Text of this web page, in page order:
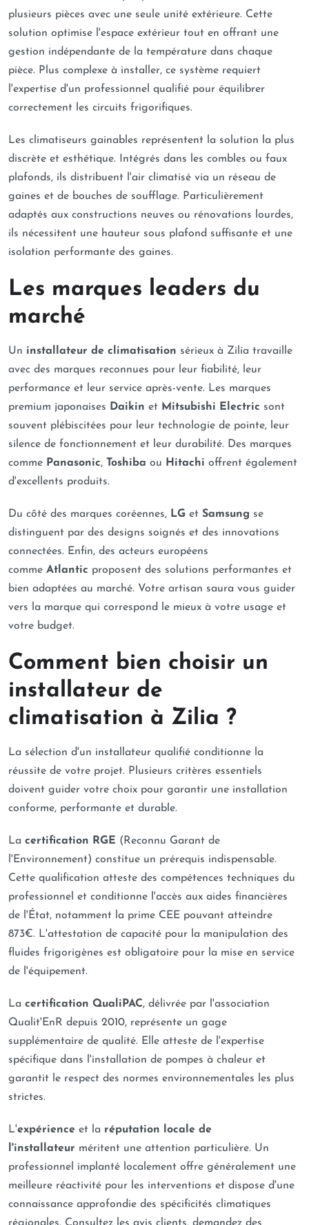
plusieurs pièces avec une seule unité extérieure. Cette
solution optimise l'espace extérieur tout en offrant une
gestion indépendante de la température dans chaque
pièce. Plus complexe à installer, ce système requiert
l'expertise d'un professionnel qualifié pour équilibrer
correctement les circuits frigorifiques.
Les climatiseurs gainables représentent la solution la plus
discrète et esthétique. Intégrés dans les combles ou faux
plafonds, ils distribuent l'air climatisé via un réseau de
gaines et de bouches de soufflage. Particulièrement
adaptés aux constructions neuves ou rénovations lourdes,
ils nécessitent une hauteur sous plafond suffisante et une
isolation performante des gaines.
Les marques leaders du
marché
Un installateur de climatisation sérieux à Zilia travaille
avec des marques reconnues pour leur fiabilité, leur
performance et leur service après-vente. Les marques
premium japonaises Daikin et Mitsubishi Electric sont
souvent plébiscitées pour leur technologie de pointe, leur
silence de fonctionnement et leur durabilité. Des marques
comme Panasonic, Toshiba ou Hitachi offrent également
d'excellents produits.
Du côté des marques coréennes, LG et Samsung se
distinguent par des designs soignés et des innovations
connectées. Enfin, des acteurs européens
comme Atlantic proposent des solutions performantes et
bien adaptées au marché. Votre artisan saura vous guider
vers la marque qui correspond le mieux à votre usage et
votre budget.
Comment bien choisir un
installateur de
climatisation à Zilia ?
La sélection d'un installateur qualifié conditionne la
réussite de votre projet. Plusieurs critères essentiels
doivent guider votre choix pour garantir une installation
conforme, performante et durable.
La certification RGE (Reconnu Garant de
l'Environnement) constitue un prérequis indispensable.
Cette qualification atteste des compétences techniques du
professionnel et conditionne l'accès aux aides financières
de l'État, notamment la prime CEE pouvant atteindre
873€. L'attestation de capacité pour la manipulation des
fluides frigorigènes est obligatoire pour la mise en service
de l'équipement.
La certification QualiPAC, délivrée par l'association
Qualit'EnR depuis 2010, représente un gage
supplémentaire de qualité. Elle atteste de l'expertise
spécifique dans l'installation de pompes à chaleur et
garantit le respect des normes environnementales les plus
strictes.
L'expérience et la réputation locale de
l'installateur méritent une attention particulière. Un
professionnel implanté localement offre généralement une
meilleure réactivité pour les interventions et dispose d'une
connaissance approfondie des spécificités climatiques